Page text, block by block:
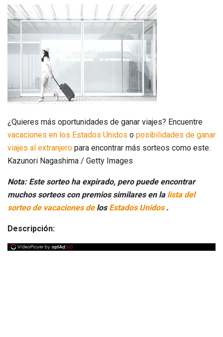
¿Quieres más oportunidades de ganar viajes? Encuentre
vacaciones en los Estados Unidos o posibilidades de ganar
viajes al extranjero para encontrar más sorteos como este.
Kazunori Nagashima / Getty Images
Nota: Este sorteo ha expirado, pero puede encontrar
muchos sorteos con premios similares en la lista del
sorteo de vacaciones delosEstados Unidos.
Descripción: